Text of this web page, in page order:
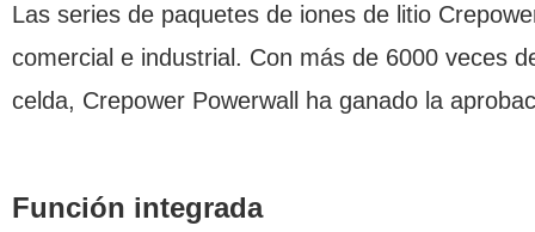
Las series de paquetes de iones de litio
comercial e industrial. Con más de 6000 veces
celda, Crepower Powerwall ha ganado la
Función integrada